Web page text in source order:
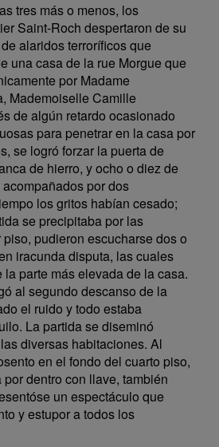
tres más o menos, los
Saint-Roch despertaron de su
alaridos terroríficos que
una casa de la rue Morgue que
por Madame
Mademoiselle Camille
de algún retardo ocasionado
para penetrar en la casa por
se logró forzar la puerta de
de hierro, y ocho o diez de
por dos
los gritos habían cesado;
se precipitaba por las
pudieron escucharse dos o
iracunda disputa, las cuales
parte más elevada de la casa.
al segundo descanso de la
el ruido y todo estaba
La partida se diseminó
diversas habitaciones. Al
en el fondo del cuarto piso,
dentro con llave, también
un espectáculo que
y estupor a todos los